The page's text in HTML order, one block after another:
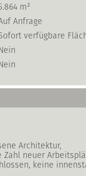
m²
Anfrage
verfügbare
Architektur,
Zahl neuer
keine